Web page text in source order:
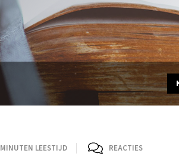
MINUTEN LEESTIJD REACTIES